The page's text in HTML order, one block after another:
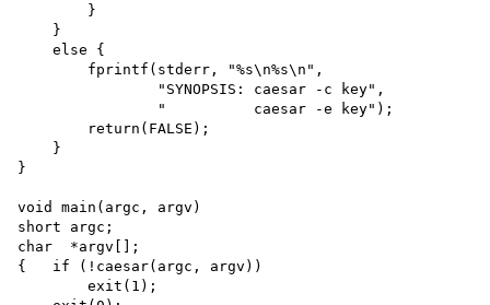
        }
    }
    else {
        fprintf(stderr, "%s\n%s\n",
                "SYNOPSIS: caesar -c key",
                "          caesar -e key");
        return(FALSE);
    }
}
void main(argc, argv)
short argc;
char  *argv[];
{   if (!caesar(argc, argv))
        exit(1);